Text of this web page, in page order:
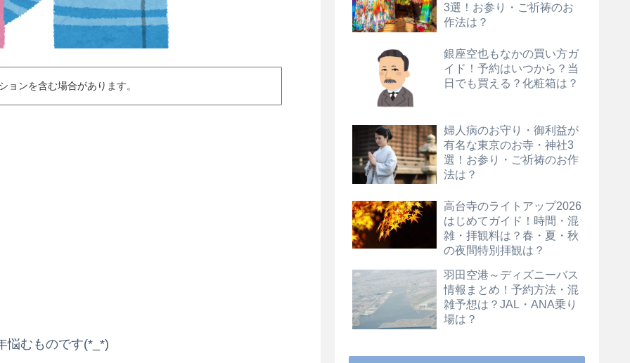
ョンを含む場合があります。
悩むものです(*_*)
3選！お参り・ご祈祷のお
作法は？
銀座空也もなかの買い方ガ
イド！予約はいつから？当
日でも買える？化粧箱は？
婦人病のお守り・御利益が
有名な東京のお寺・神社3
選！お参り・ご祈祷のお作
法は？
高台寺のライトアップ2026
はじめてガイド！時間・混
雑・拝観料は？春・夏・秋
の夜間特別拝観は？
羽田空港～ディズニーバス
情報まとめ！予約方法・混
雑予想は？JAL・ANA乗り
場は？